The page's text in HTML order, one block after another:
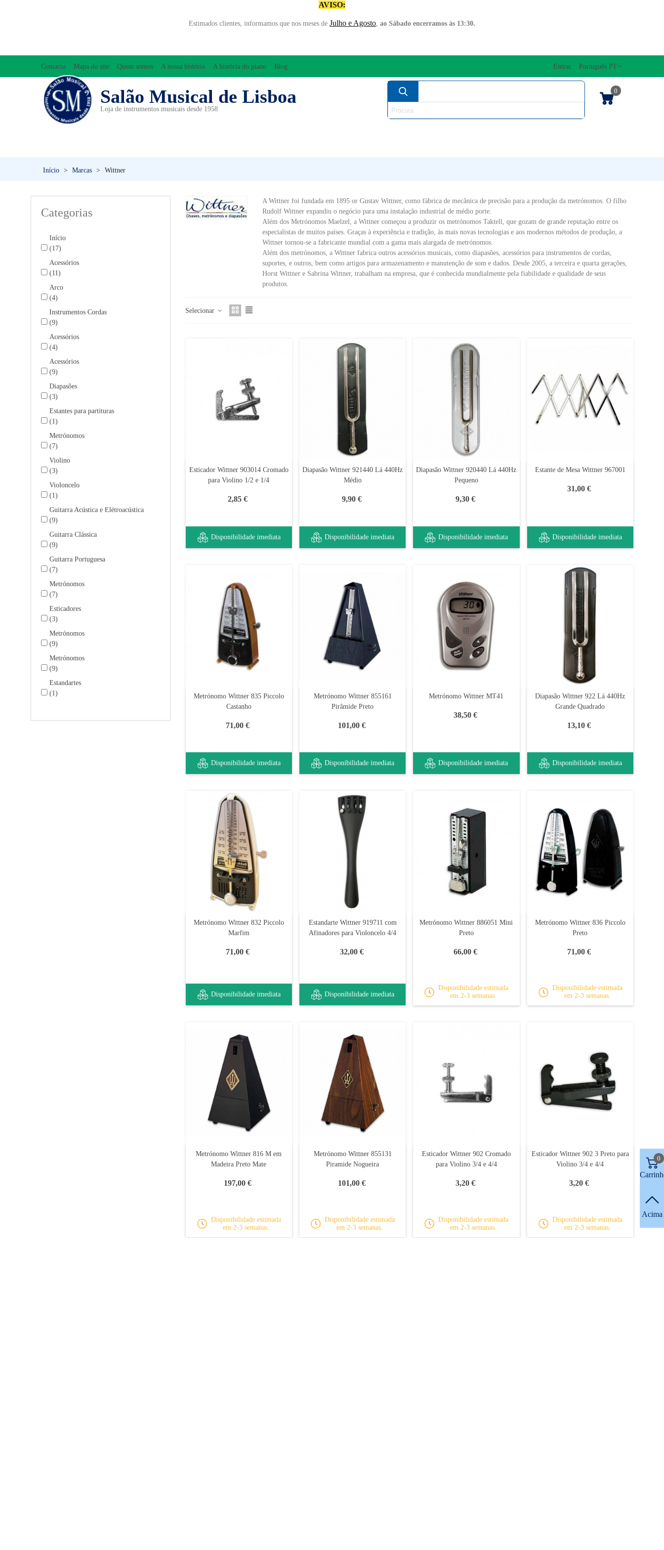
AVISO:
Estimados clientes, informamos que nos meses de Julho e Agosto, ao Sábado encerramos às 13:30.
Contacto Mapa do site Quem somos A nossa história A história do piano Blog Entrar Português PT
Salão Musical de Lisboa
Loja de instrumentos musicais desde 1958
0
Início > Marcas > Wittner
Categorias
Início
(17)
Acessórios
(11)
Arco
(4)
Instrumentos Cordas
(9)
Acessórios
(4)
Acessórios
(9)
Diapasões
(3)
Estantes para partituras
(1)
Metrónomos
(7)
Violino
(3)
Violoncelo
(1)
Guitarra Acústica e Elétroacústica
(9)
Guitarra Clássica
(9)
Guitarra Portuguesa
(7)
Metrónomos
(7)
Esticadores
(3)
Metrónomos
(9)
Metrónomos
(9)
Estandartes
(1)
A Wittner foi fundada em 1895 or Gustav Wittner, como fábrica de mecânica de precisão para a produção da metrónomos. O filho
Rudolf Wittner expandiu o negócio para uma instalação industrial de médio porte.
Além dos Metrónomos Maelzel, a Wittner começou a produzir os metrónomos Taktell, quegozam de grande reputação entre os
especialistas de muitos países. Graças à experiência e tradição, às mais novas tecnologias e aos modernos métodos de produção, a
Wittner tornou-se a fabricante mundial com a gama mais alargada de metrónomos.
Além dos metrónomos, a Wittner fabrica outros acessórios musicais, como diapasões, acessórios para instrumentos de cordas,
suportes, e outros, bem como artigos para armazenamento e manutenção de som e dados. Desde 2005, a terceira e quarta gerações,
Horst Wittner e Sabrina Wittner, trabalham na empresa, queé conhecida mundialmente pela fiabilidade e qualidade de seus
produtos.
Selecionar
Esticador Wittner 903014 Cromado
para Violino 1/2 e 1/4
2,85 €
Disponibilidade imediata
Diapasão Wittner 921440 Lá 440Hz
Médio
9,90 €
Disponibilidade imediata
Diapasão Wittner 920440 Lá 440Hz
Pequeno
9,30 €
Disponibilidade imediata
Estante de Mesa Wittner 967001
31,00 €
Disponibilidade imediata
Metrónomo Wittner 835 Piccolo
Castanho
71,00 €
Disponibilidade imediata
Metrónomo Wittner 855161
Pirâmide Preto
101,00 €
Disponibilidade imediata
Metrónomo Wittner MT41
38,50 €
Disponibilidade imediata
Diapasão Wittner 922 Lá 440Hz
Grande Quadrado
13,10 €
Disponibilidade imediata
Metrónomo Wittner 832 Piccolo
Marfim
71,00 €
Disponibilidade imediata
Estandarte Wittner 919711 com
Afinadores para Violoncelo 4/4
32,00 €
Disponibilidade imediata
Metrónomo Wittner 886051 Mini
Preto
66,00 €
Disponibilidade estimada
em 2-3 semanas.
Metrónomo Wittner 836 Piccolo
Preto
71,00 €
Disponibilidade estimada
em 2-3 semanas.
Metrónomo Wittner 816 M em
Madeira Preto Mate
197,00 €
Disponibilidade estimada
em 2-3 semanas.
Metrónomo Wittner 855131
Piramide Nogueira
101,00 €
Disponibilidade estimada
em 2-3 semanas.
Esticador Wittner 902 Cromado
para Violino 3/4 e 4/4
3,20 €
Disponibilidade estimada
em 2-3 semanas.
Esticador Wittner 902 3 Preto para
Violino 3/4 e 4/4
3,20 €
Disponibilidade estimada
em 2-3 semanas.
0
Acima